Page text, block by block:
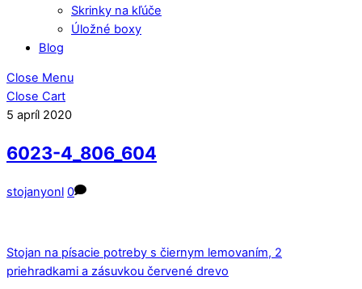
Skrinky na kľúče
Úložné boxy
Blog
Close Menu
Close Cart
5 apríl 2020
6023-4_806_604
stojanyonl 0
Stojan na písacie potreby s čiernym lemovaním, 2
priehradkami a zásuvkou červené drevo